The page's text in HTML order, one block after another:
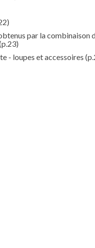
par la combinaison
- loupes et accessoires